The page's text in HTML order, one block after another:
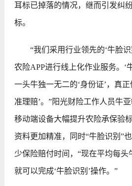
耳标已掉落的情况，继而引发纠
标。
“我们采用行业领先的‘牛脸识
农险APP进行线上化作业服务。‘
一头牛独一无二的‘身份证’，真
准理赔’。”阳光财险工作人员牛
移动端设备大幅提升农险承保验
资料更加精准，同时“牛脸识别”
少保险赔付时间，“现在平均每头
就可以完成‘牛脸识别’操作。”